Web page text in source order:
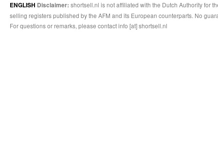
ENGLISH Disclaimer: shortsell.nl is not affiliated with the Dutch Authority for
selling registers published by the AFM and its European counterparts. No
For questions or remarks, please contact info [at] shortsell.nl